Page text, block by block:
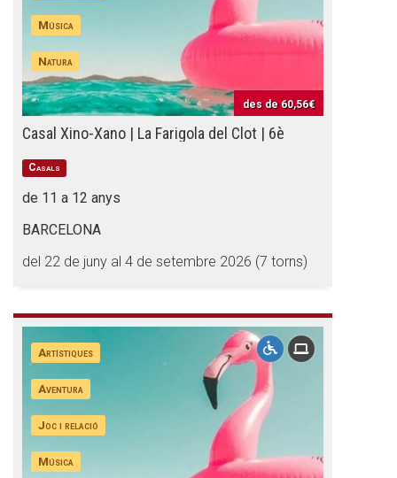
Música
Natura
des de 60,56€
Casal Xino-Xano | La Farigola del Clot | 6è
Casals
de 11 a 12 anys
BARCELONA
del 22 de juny al 4 de setembre 2026 (7 torns)
Artístiques
Aventura
Joc i relació
Música